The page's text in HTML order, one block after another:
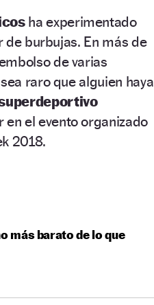
ha experimentado
burbujas. En más de
de varias
raro que alguien haya
en el evento organizado
2018.
más barato de lo que